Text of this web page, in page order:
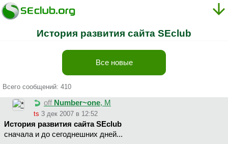
История развития сайта SEclub
Все новые
Всего сообщений: 410
off Number~one, М
ts 3 дек 2007 в 12:52
История развития сайта SEclub
сначала и до сегоднешних дней...